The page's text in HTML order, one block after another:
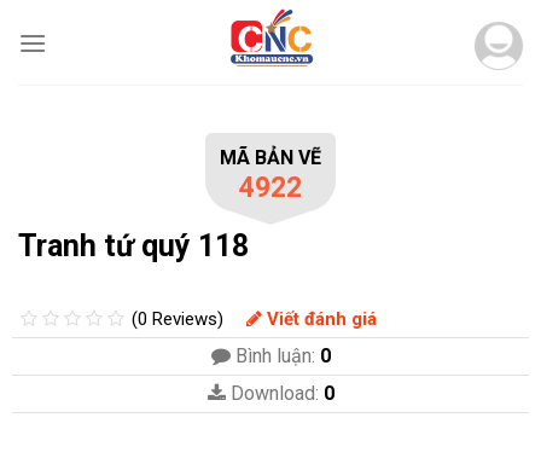
MÃ BẢN VẼ
4922
Tranh tứ quý 118
(0 Reviews) Viết đánh giá
Bình luận: 0
Download: 0